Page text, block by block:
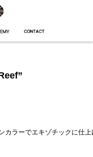
カラーでエキゾチックに仕